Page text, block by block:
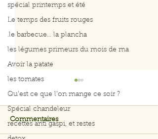
spécial printemps et été
Le temps des fruits rouges
.le barbecue... la plancha
les légumes primeurs du mois de ma
Avoir la patate
les tomates
Qu’est ce que l’on mange ce soir ?
Spécial chandeleur
recettes anti gaspi, et restes
Commentaires